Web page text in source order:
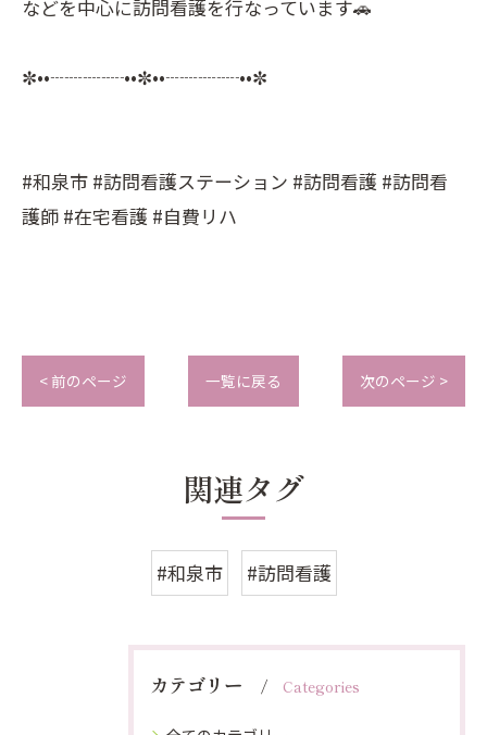
などを中心に訪問看護を行なっています🚗
✼••┈┈┈┈••✼••┈┈┈┈••✼
#和泉市 #訪問看護ステーション #訪問看護 #訪問看
護師 #在宅看護 #自費リハ
< 前のページ 一覧に戻る 次のページ >
関連タグ
#和泉市 #訪問看護
カテゴリー Categories